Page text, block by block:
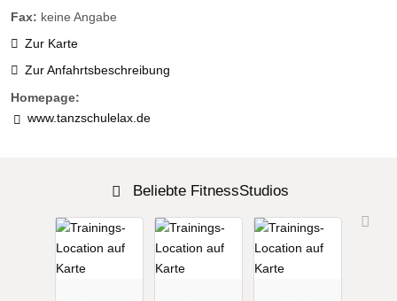
Fax: keine Angabe
Zur Karte
Zur Anfahrtsbeschreibung
Homepage:
www.tanzschulelax.de
Beliebte FitnessStudios